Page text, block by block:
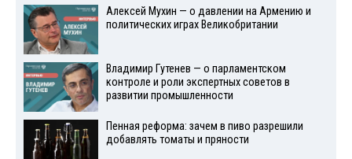
Алексей Мухин — о давлении на Армению и
политических играх Великобритании
Владимир Гутенев — о парламентском
контроле и роли экспертных советов в
развитии промышленности
Пенная реформа: зачем в пиво разрешили
добавлять томаты и пряности